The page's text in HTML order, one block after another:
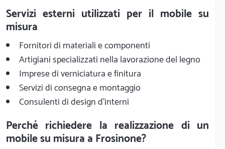
Servizi esterni utilizzati per il mobile su
misura
Fornitori di materiali e componenti
Artigiani specializzati nella lavorazione del legno
Imprese di verniciatura e finitura
Servizi di consegna e montaggio
Consulenti di design d'interni
Perché richiedere la realizzazione di un
mobile su misura a Frosinone?